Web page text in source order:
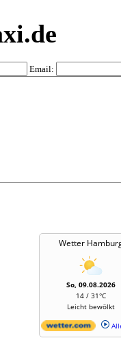
Email:
Wetter
So, 09.08.2026
14 / 31°C
Leicht bewölkt